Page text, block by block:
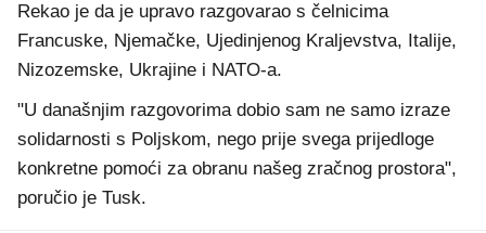
Rekao je da je upravo razgovarao s čelnicima
Francuske, Njemačke, Ujedinjenog Kraljevstva, Italije,
Nizozemske, Ukrajine i NATO-a.
"U današnjim razgovorima dobio sam ne samo izraze
solidarnosti s Poljskom, nego prije svega prijedloge
konkretne pomoći za obranu našeg zračnog prostora",
poručio je Tusk.